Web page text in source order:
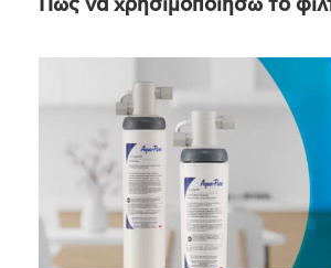
Πώς να χρησιμοποιήσω το